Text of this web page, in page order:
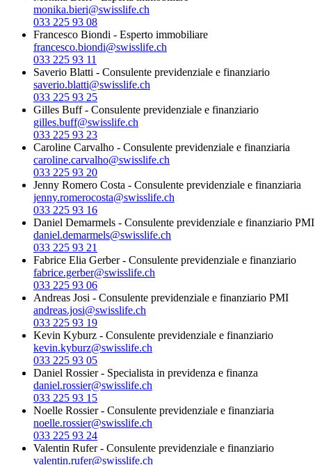
monika.bieri@swisslife.ch
033 225 93 08
Francesco Biondi - Esperto immobiliare
francesco.biondi@swisslife.ch
033 225 93 11
Saverio Blatti - Consulente previdenziale e finanziario
saverio.blatti@swisslife.ch
033 225 93 25
Gilles Buff- Consulente previdenziale e finanziario
gilles.buff@swisslife.ch
033 225 93 23
Caroline Carvalho - Consulente previdenziale e finanziaria
caroline.carvalho@swisslife.ch
033 225 93 20
Jenny Romero Costa - Consulente previdenziale e finanziaria
jenny.romerocosta@swisslife.ch
033 225 93 16
Daniel Demarmels - Consulente previdenziale e finanziario PMI
daniel.demarmels@swisslife.ch
033 225 93 21
Fabrice Elia Gerber- Consulente previdenziale e finanziario
fabrice.gerber@swisslife.ch
033 225 93 06
Andreas Josi - Consulente previdenziale e finanziario PMI
andreas.josi@swisslife.ch
033 225 93 19
Kevin Kyburz - Consulente previdenziale e finanziario
kevin.kyburz@swisslife.ch
033 225 93 05
Daniel Rossier- Specialista in previdenza e finanza
daniel.rossier@swisslife.ch
033 225 93 15
Noelle Rossier- Consulente previdenziale e finanziaria
noelle.rossier@swisslife.ch
033 225 93 24
Valentin Rufer- Consulente previdenziale e finanziario
valentin.rufer@swisslife.ch